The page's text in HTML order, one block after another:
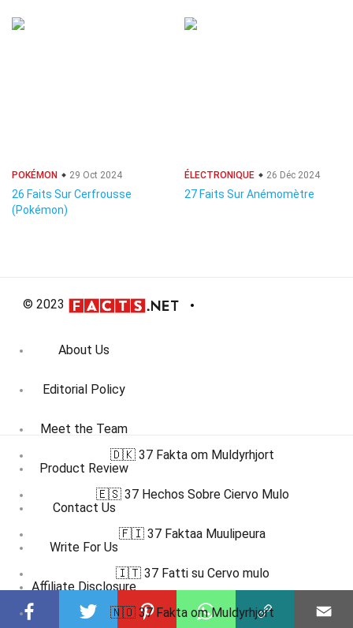
POKÉMON 29 Oct 2024
26 Faits Sur Cerfrousse
(Pokémon)
ÉLECTRONIQUE 26 Déc 2024
27 Faits Sur Anémomètre
© 2023
About Us
Editorial Policy
Meet the Team
Product Review
Contact Us
Write For Us
Affiliate Disclosure
🇩🇰 37 Fakta om Muldyrhjort
🇪🇸 37 Hechos Sobre Ciervo Mulo
🇫🇮 37 Faktaa Muulipeura
🇮🇹 37 Fatti su Cervo mulo
🇳🇴 37 Fakta om Muldyrhjort